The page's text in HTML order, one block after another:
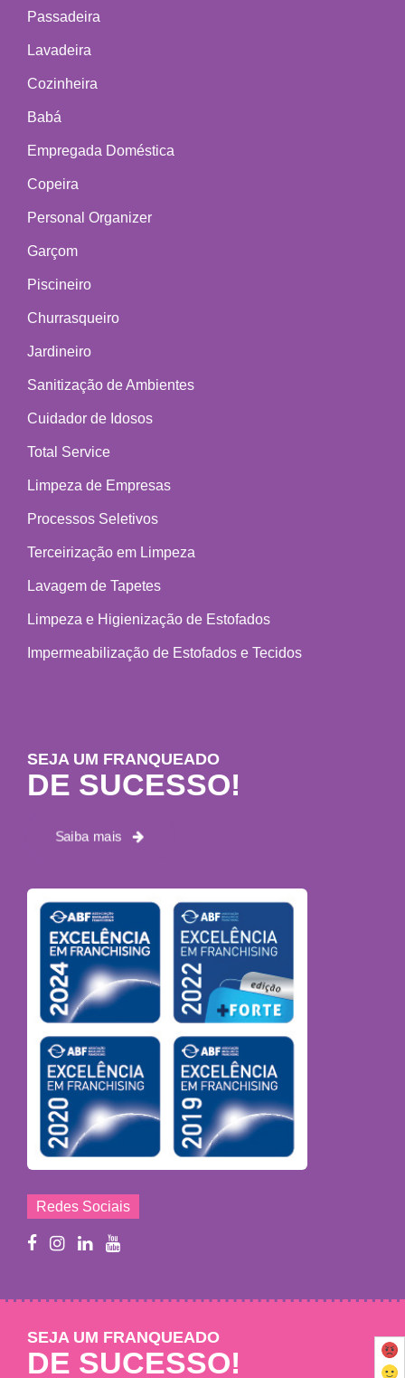
Passadeira
Lavadeira
Cozinheira
Babá
Empregada Doméstica
Copeira
Personal Organizer
Garçom
Piscineiro
Churrasqueiro
Jardineiro
Sanitização de Ambientes
Cuidador de Idosos
Total Service
Limpeza de Empresas
Processos Seletivos
Terceirização em Limpeza
Lavagem de Tapetes
Limpeza e Higienização de Estofados
Impermeabilização de Estofados e Tecidos
SEJA UM FRANQUEADO
DE SUCESSO!
Saiba mais
Redes Sociais
SEJA UM FRANQUEADO
DE SUCESSO!